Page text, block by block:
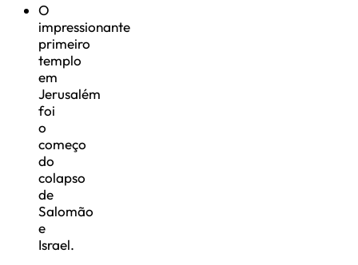
O
impressionante
primeiro
templo
em
Jerusalém
foi
o
começo
do
colapso
de
Salomão
e
Israel.